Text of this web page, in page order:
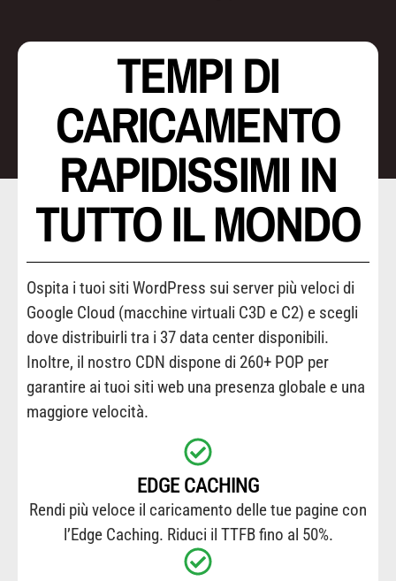
TEMPI DI
CARICAMENTO
RAPIDISSIMI IN
TUTTO IL MONDO
Ospita i tuoi siti WordPress sui server più veloci di
Google Cloud (macchine virtuali C3D e C2) e scegli
dove distribuirli tra i 37 data center disponibili.
Inoltre, il nostro CDN dispone di 260+ POP per
garantire ai tuoi siti web una presenza globale e una
maggiore velocità.
EDGE CACHING
Rendi più veloce il caricamento delle tue pagine con
l’Edge Caching. Riduci il TTFB fino al 50%.